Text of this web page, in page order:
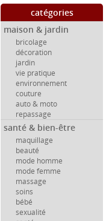
catégories
maison & jardin
bricolage
décoration
jardin
vie pratique
environnement
couture
auto & moto
repassage
santé & bien-être
maquillage
beauté
mode homme
mode femme
massage
soins
bébé
sexualité